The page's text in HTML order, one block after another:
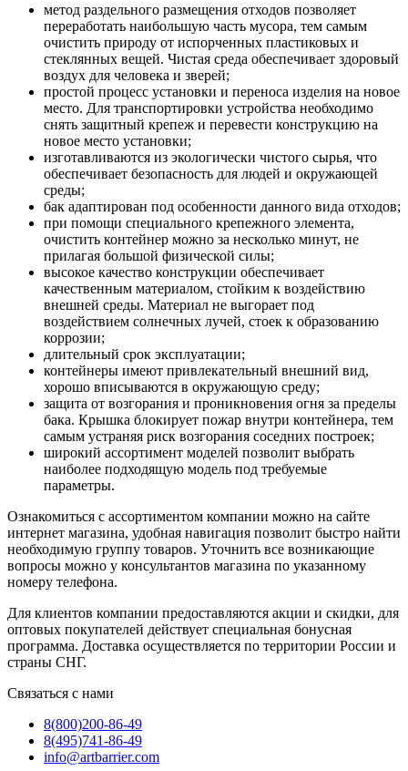
метод раздельного размещения отходов позволяет
переработать наибольшую часть мусора, тем самым
очистить природу от испорченных пластиковых и
стеклянных вещей. Чистая среда обеспечивает здоровый
воздух для человека и зверей;
простой процесс установки и переноса изделия на новое
место. Для транспортировки устройства необходимо
снять защитный крепеж и перевести конструкцию на
новое место установки;
изготавливаются из экологически чистого сырья, что
обеспечивает безопасность для людей и окружающей
среды;
бак адаптирован под особенности данного вида отходов;
при помощи специального крепежного элемента,
очистить контейнер можно за несколько минут, не
прилагая большой физической силы;
высокое качество конструкции обеспечивает
качественным материалом, стойким к воздействию
внешней среды. Материал не выгорает под
воздействием солнечных лучей, стоек к образованию
коррозии;
длительный срок эксплуатации;
контейнеры имеют привлекательный внешний вид,
хорошо вписываются в окружающую среду;
защита от возгорания и проникновения огня за пределы
бака. Крышка блокирует пожар внутри контейнера, тем
самым устраняя риск возгорания соседних построек;
широкий ассортимент моделей позволит выбрать
наиболее подходящую модель под требуемые
параметры.
Ознакомиться с ассортиментом компании можно на сайте
интернет магазина, удобная навигация позволит быстро найти
необходимую группу товаров. Уточнить все возникающие
вопросы можно у консультантов магазина по указанному
номеру телефона.
Для клиентов компании предоставляются акции и скидки, для
оптовых покупателей действует специальная бонусная
программа. Доставка осуществляется по территории России и
страны СНГ.
Связаться с нами
8(800)200-86-49
8(495)741-86-49
info@artbarrier.com